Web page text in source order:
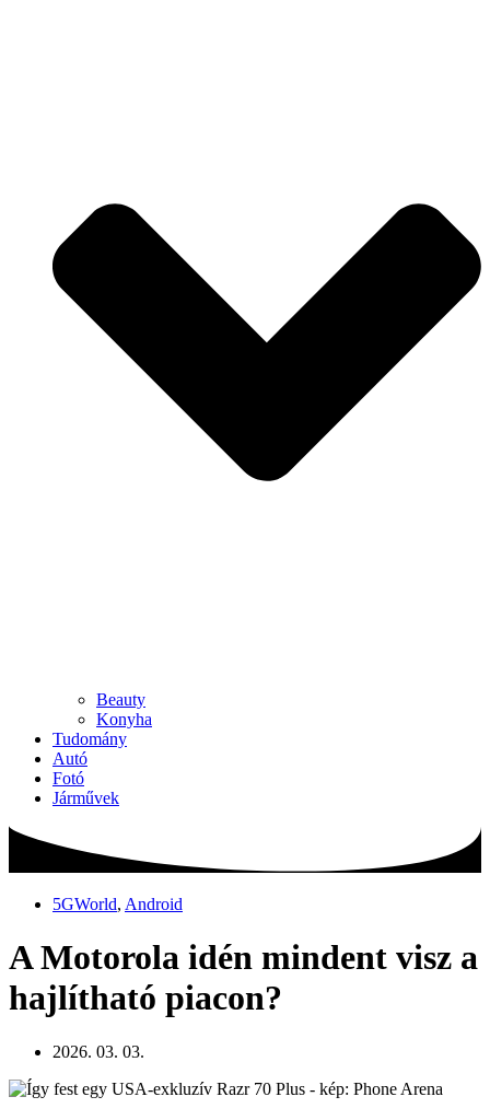
Beauty
Konyha
Tudomány
Autó
Fotó
Járművek
5GWorld, Android
A Motorola idén mindent visz a
hajlítható piacon?
2026. 03. 03.